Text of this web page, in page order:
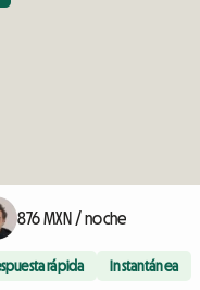
876 MXN / noche
rápida Instantánea